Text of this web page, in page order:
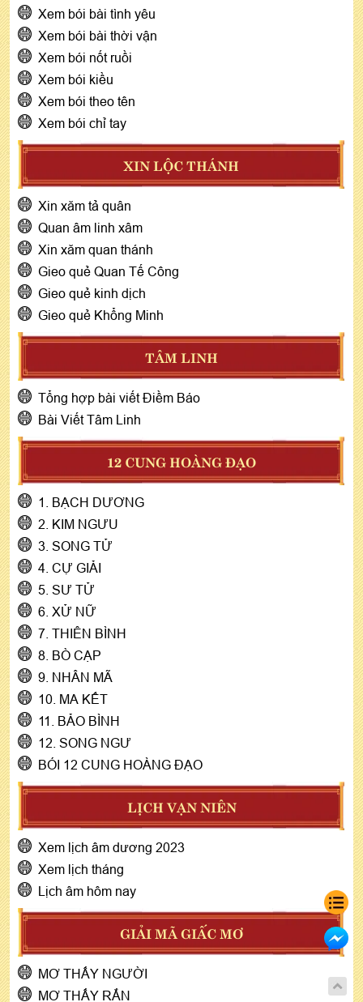
Xem bói bài tình yêu
Xem bói bài thời vận
Xem bói nốt ruồi
Xem bói kiều
Xem bói theo tên
Xem bói chỉ tay
XIN LỘC THÁNH
Xin xăm tả quân
Quan âm linh xâm
Xin xăm quan thánh
Gieo quẻ Quan Tế Công
Gieo quẻ kinh dịch
Gieo quẻ Khổng Minh
TÂM LINH
Tổng hợp bài viết Điềm Báo
Bài Viết Tâm Linh
12 CUNG HOÀNG ĐẠO
1. BẠCH DƯƠNG
2. KIM NGƯU
3. SONG TỬ
4. CỰ GIẢI
5. SƯ TỬ
6. XỬ NỮ
7. THIÊN BÌNH
8. BÒ CẠP
9. NHÂN MÃ
10. MA KẾT
11. BẢO BÌNH
12. SONG NGƯ
BÓI 12 CUNG HOÀNG ĐẠO
LỊCH VẠN NIÊN
Xem lịch âm dương 2023
Xem lịch tháng
Lịch âm hôm nay
GIẢI MÃ GIẤC MƠ
MƠ THẤY NGƯỜI
MƠ THẤY RẮN